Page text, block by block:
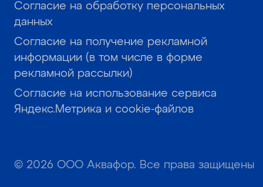
© 2026 ООО Аквафор. Все права защищены
Согласие на обработку персональных
данных
Согласие на получение рекламной
информации (в том числе в форме
рекламной рассылки)
Согласие на использование сервиса
Яндекс.Метрика и cookie-файлов